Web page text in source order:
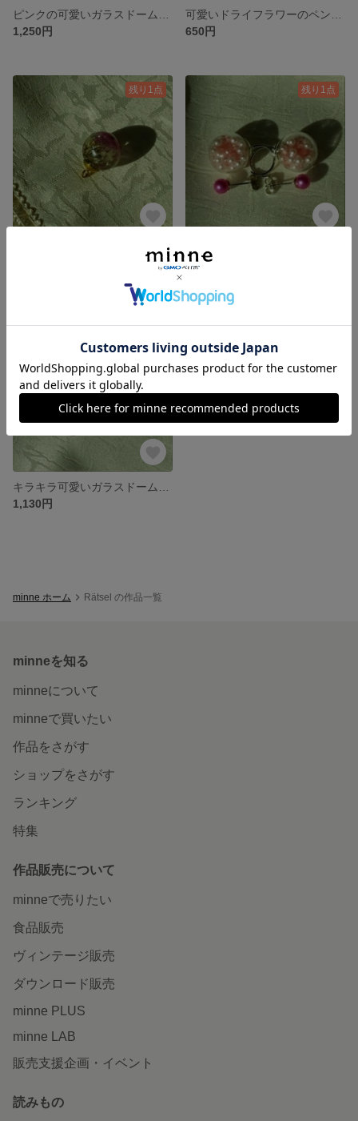
1,250円
650円
残り1点
小さなハーバリウムのペンダントトップ
残り1点
1,130円
残り1点
1,130円
minne ホーム Rätsel の作品一覧
minneを知る
minneについて
minneで買いたい
作品をさがす
ショップをさがす
ランキング
特集
作品販売について
minneで売りたい
食品販売
ヴィンテージ販売
ダウンロード販売
minne PLUS
minne LAB
販売支援企画・イベント
読みもの